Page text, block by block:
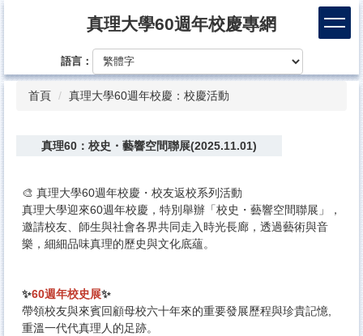
內
真理大學60週年校慶專網
語言：
首頁 真理大學60週年校慶：校慶活動
真理60：校史・藝響空間聯展(2025.11.01)
🎨 真理大學60週年校慶・校友返校系列活動
真理大學迎來60週年校慶，特別舉辦「校史・藝響空間聯展」，
邀請校友、師生與社會各界共同走入時光長廊，透過藝術與音
樂，細細品味真理的歷史與文化底蘊。
✨60週年校史展✨
帶領校友與來賓回顧母校六十年來的重要發展歷程與珍貴記憶,
重溫一代代真理人的足跡。